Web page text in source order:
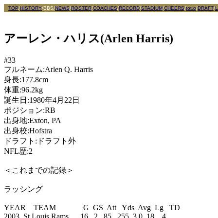
TOP/HISTORY/BBS/NEWS/ROSTER/COACHES/RECORD/STADIUM/CHEERS/tot.o/DRAFT/
アーレン・ハリス(Arlen Harris)
#33
フルネーム:Arlen Q. Harris
身長:177.8cm
体重:96.2kg
誕生日:1980年4月22日
ポジション:RB
出身地:Exton, PA
出身校:Hofstra
ドラフト:ドラフト外
NFL歴:2
＜これまでの記録＞
ラッシング
YEAR    TEAM              G  GS  Att   Yds  Avg  Lg   TD
2003  St.Louis Rams      16   2   85   255  3.0  18    4